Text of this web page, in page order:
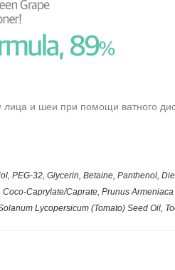
и шеи при помощи ватного
PEG-32, Glycerin, Betaine, Panthenol,
Caprylate/Caprate, Prunus
Lycopersicum (Tomato) Seed Oil,